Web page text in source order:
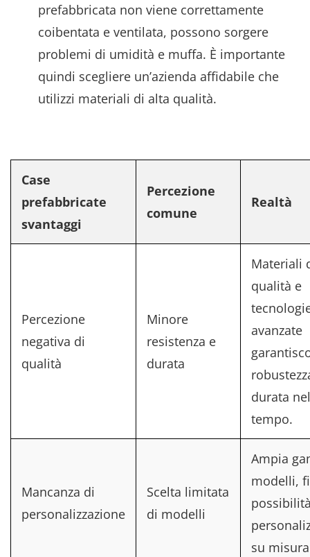
prefabbricata non viene correttamente
coibentata e ventilata, possono sorgere
problemi di umidità e muffa. È importante
quindi scegliere un’azienda affidabile che
utilizzi materiali di alta qualità.
Case
prefabbricate
svantaggi
Percezione
comune
Realtà
Percezione
negativa di
qualità
Minore
resistenza e
durata
Materiali
qualità e
avanzate
durata nel
tempo.
Mancanza di
personalizzazione
Scelta limitata
di modelli
Ampia
modelli,
su